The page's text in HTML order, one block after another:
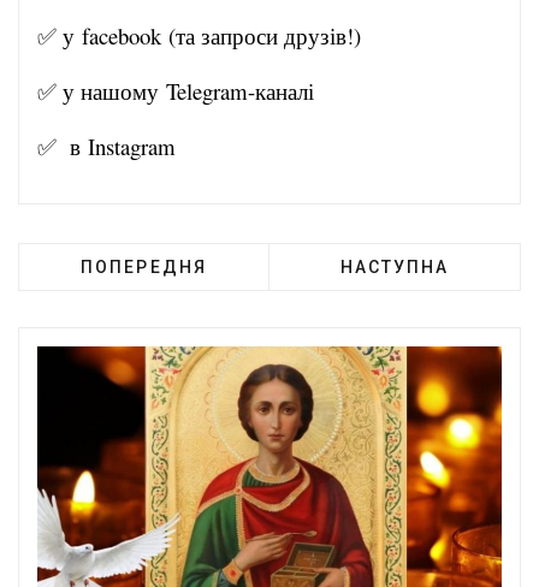
✅ у facebook(та запроси друзів!)
✅ у нашому Telegram-каналі
✅ в Instagram
ПОПЕРЕДНЯ НАСТУПНА